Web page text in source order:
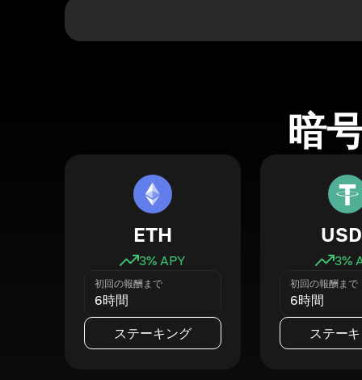
暗
ETH
3% APY
初回の報酬まで
6時間
ステーキング
3%
初回の報酬まで
6時間
ステー